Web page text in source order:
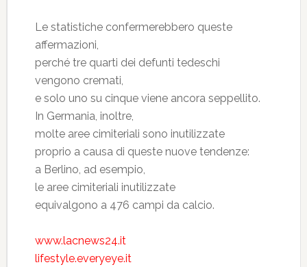
Le statistiche confermerebbero queste
affermazioni,
perché tre quarti dei defunti tedeschi
vengono cremati,
e solo uno su cinque viene ancora seppellito.
In Germania, inoltre,
molte aree cimiteriali sono inutilizzate
proprio a causa di queste nuove tendenze:
a Berlino, ad esempio,
le aree cimiteriali inutilizzate
equivalgono a 476 campi da calcio.
www.lacnews24.it
lifestyle.everyeye.it